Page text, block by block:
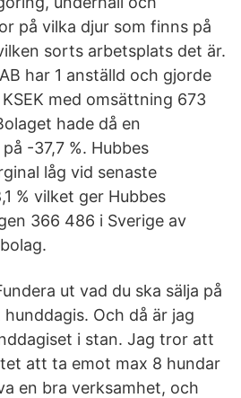
på vilka djur som finns på
sorts arbetsplats det är.
har 1 anställd och gjorde
med omsättning 673
hade då en
-37,7 %. Hubbes
låg vid senaste
% vilket ger Hubbes
366 486 i Sverige av
ut vad du ska sälja på
Och då är jag
i stan. Jag tror att
att ta emot max 8 hundar
en bra verksamhet, och